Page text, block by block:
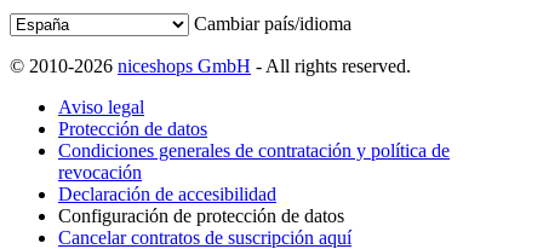
Cambiar país/idioma
© 2010-2026 niceshops GmbH - All rights reserved.
Aviso legal
Protección de datos
Condiciones generales de contratación y política de
revocación
Declaración de accesibilidad
Configuración de protección de datos
Cancelar contratos de suscripción aquí